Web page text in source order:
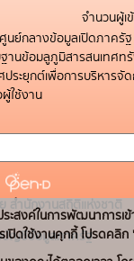
จำนวนผู้เ
ศูนย์กลางข้อมูลเปิดภาครั
ฐานข้อมลูภูมิสารสนเทศท
ประยุกต์เพื่อการบริหาร
ใช้งาน
สำนักงานสถิติแห่งชาติ
บัญชีข้อมูลภาครัฐ
ะสงค์ในการพัฒนาการเ
ปิดใช้งานคุกกี้ โปรดคลิ